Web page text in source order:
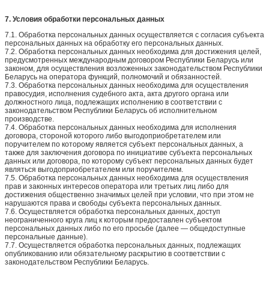
7. Условия обработки персональных данных
7.1. Обработка персональных данных осуществляется с согласия субъекта
персональных данных на обработку его персональных данных.
7.2. Обработка персональных данных необходима для достижения целей,
предусмотренных международным договором Республики Беларусь или
законом, для осуществления возложенных законодательством Республики
Беларусь на оператора функций, полномочий и обязанностей.
7.3. Обработка персональных данных необходима для осуществления
правосудия, исполнения судебного акта, акта другого органа или
должностного лица, подлежащих исполнению в соответствии с
законодательством Республики Беларусь об исполнительном
производстве.
7.4. Обработка персональных данных необходима для исполнения
договора, стороной которого либо выгодоприобретателем или
поручителем по которому является субъект персональных данных, а
также для заключения договора по инициативе субъекта персональных
данных или договора, по которому субъект персональных данных будет
являться выгодоприобретателем или поручителем.
7.5. Обработка персональных данных необходима для осуществления
прав и законных интересов оператора или третьих лиц либо для
достижения общественно значимых целей при условии, что при этом не
нарушаются права и свободы субъекта персональных данных.
7.6. Осуществляется обработка персональных данных, доступ
неограниченного круга лиц к которым предоставлен субъектом
персональных данных либо по его просьбе (далее — общедоступные
персональные данные).
7.7. Осуществляется обработка персональных данных, подлежащих
опубликованию или обязательному раскрытию в соответствии с
законодательством Республики Беларусь.